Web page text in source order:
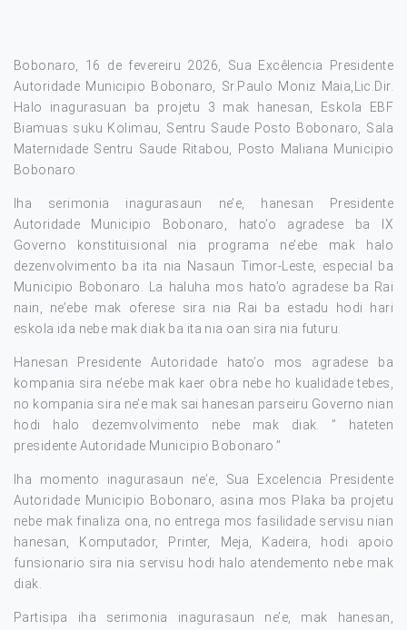
Bobonaro, 16 de fevereiru 2026, Sua Excêlencia Presidente
Autoridade Municipio Bobonaro, Sr.Paulo Moniz Maia,Lic.Dir.
Halo inagurasuan ba projetu 3 mak hanesan, Eskola EBF
Biamuas suku Kolimau, Sentru Saude Posto Bobonaro, Sala
Maternidade Sentru Saude Ritabou, Posto Maliana Municipio
Bobonaro.
Iha serimonia inagurasaun ne’e, hanesan Presidente
Autoridade Municipio Bobonaro, hato’o agradese ba IX
Governo konstituisional nia programa ne’ebe mak halo
dezenvolvimento ba ita nia Nasaun Timor-Leste, especial ba
Municipio Bobonaro. La haluha mos hato’o agradese ba Rai
nain, ne’ebe mak oferese sira nia Rai ba estadu hodi hari
eskola ida nebe mak diak ba ita nia oan sira nia futuru.
Hanesan Presidente Autoridade hato’o mos agradese ba
kompania sira ne’ebe mak kaer obra nebe ho kualidade tebes,
no kompania sira ne’e mak sai hanesan parseiru Governo nian
hodi halo dezemvolvimento nebe mak diak. ” hateten
presidente Autoridade Municipio Bobonaro.”
Iha momento inagurasaun ne’e, Sua Excelencia Presidente
Autoridade Municipio Bobonaro, asina mos Plaka ba projetu
nebe mak finaliza ona, no entrega mos fasilidade servisu nian
hanesan, Komputador, Printer, Meja, Kadeira, hodi apoio
funsionario sira nia servisu hodi halo atendemento nebe mak
diak.
Partisipa iha serimonia inagurasaun ne’e, mak hanesan,